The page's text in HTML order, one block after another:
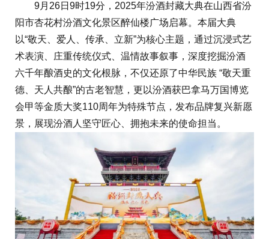
9月26日9时19分，2025年汾酒封藏大典在山西省汾
阳市杏花村汾酒文化景区醉仙楼广场启幕。本届大典
以“敬天、爱人、传承、立新”为核心主题，通过沉浸式艺
术表演、庄重传统仪式、温情故事叙事，深度挖掘汾酒
六千年酿酒史的文化根脉，不仅还原了中华民族 “敬天重
德、天人共酿”的古老智慧，更以汾酒获巴拿马万国博览
会甲等金质大奖110周年为特殊节点，发布品牌复兴新愿
景，展现汾酒人坚守匠心、拥抱未来的使命担当。